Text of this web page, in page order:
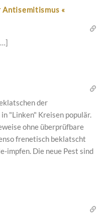
«
der
"Linken" Kreisen populär.
ohne überprüfbare
frenetisch beklatscht
impfen. Die neue Pest sind